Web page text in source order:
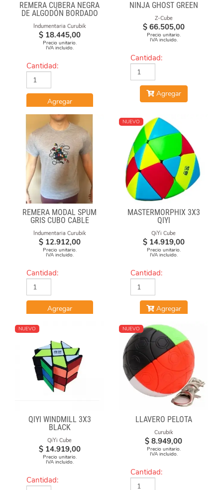
REMERA CUBERA NEGRA
DE ALGODÓN BORDADO
"ARGENTINA CUBEA"
Indumentaria Curubik
$ 18.445,00
Precio unitario.
IVA incluido.
Cantidad:
Agregar
NINJA GHOST GREEN
Z-Cube
$ 66.505,00
Precio unitario.
IVA incluido.
Cantidad:
Agregar
REMERA MODAL SPUM
GRIS CUBO CABLE
Indumentaria Curubik
$ 12.912,00
Precio unitario.
IVA incluido.
Cantidad:
Agregar
NUEVO
MASTERMORPHIX 3X3
QIYI
QiYi Cube
$ 14.919,00
Precio unitario.
IVA incluido.
Cantidad:
Agregar
NUEVO
QIYI WINDMILL 3X3
BLACK
QiYi Cube
$ 14.919,00
Precio unitario.
IVA incluido.
Cantidad:
NUEVO
LLAVERO PELOTA
Curubik
$ 8.949,00
Precio unitario.
IVA incluido.
Cantidad: